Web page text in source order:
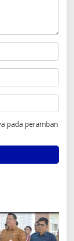
pada peramban